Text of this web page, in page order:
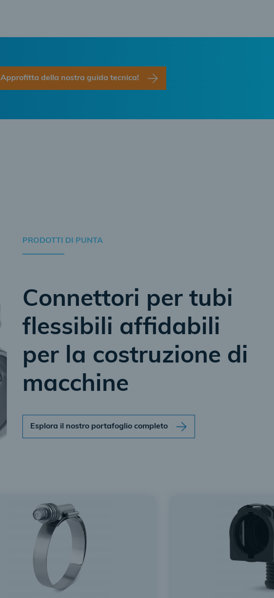
Approfitta della nostra guida tecnica!
PRODOTTI DI PUNTA
Connettori per tubi
flessibili affidabili
per la costruzione di
macchine
Esplora il nostro portafoglio completo